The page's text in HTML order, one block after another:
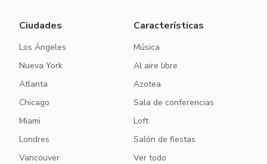
Ciudades
Los Ángeles
Nueva York
Atlanta
Chicago
Miami
Londres
Vancouver
Características
Música
Al aire libre
Azotea
Sala de conferencias
Loft
Salón de fiestas
Ver todo